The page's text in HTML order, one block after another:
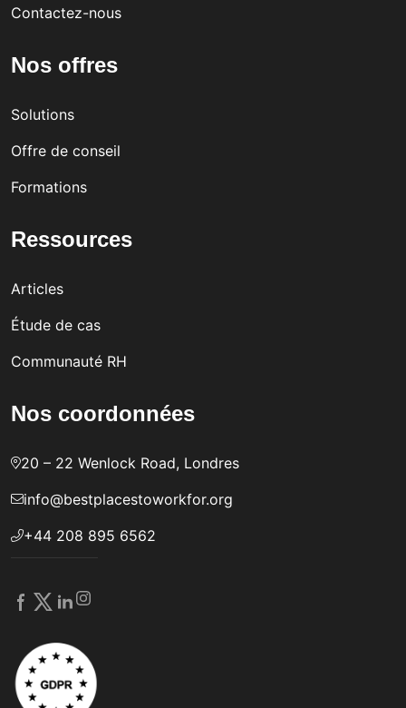
Contactez-nous
Nos offres
Solutions
Offre de conseil
Formations
Ressources
Articles
Étude de cas
Communauté RH
Nos coordonnées
20 – 22 Wenlock Road, Londres
info@bestplacestoworkfor.org
+44 208 895 6562